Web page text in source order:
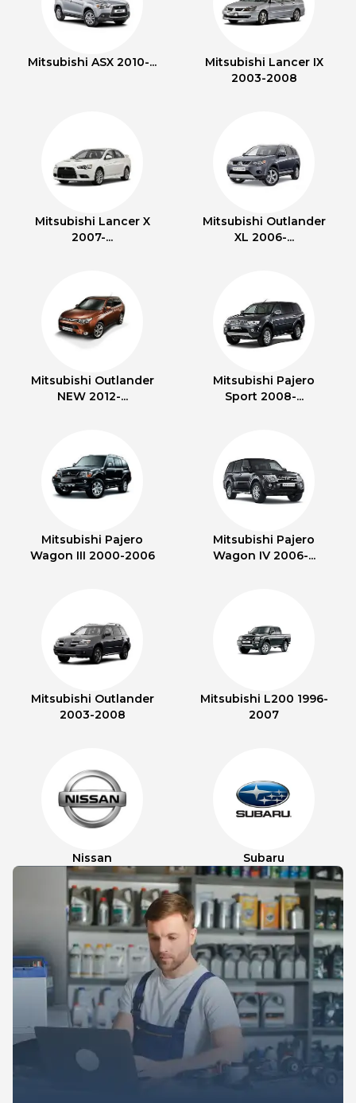
Mitsubishi ASX 2010-...
Mitsubishi Lancer IX
2003-2008
Mitsubishi Lancer X
2007-...
Mitsubishi Outlander
XL 2006-...
Mitsubishi Outlander
NEW 2012-...
Mitsubishi Pajero
Sport 2008-...
Mitsubishi Pajero
Wagon III 2000-2006
Mitsubishi Pajero
Wagon IV 2006-...
Mitsubishi Outlander
2003-2008
Mitsubishi L200 1996-
2007
Nissan Subaru